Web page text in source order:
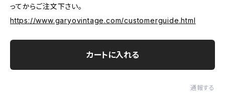
ってからご注文下さい。
https://www.garyovintage.com/customerguide.html
カートに入れる
通報する